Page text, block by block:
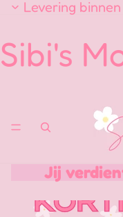
Levering binnen
Sibi's
Jij